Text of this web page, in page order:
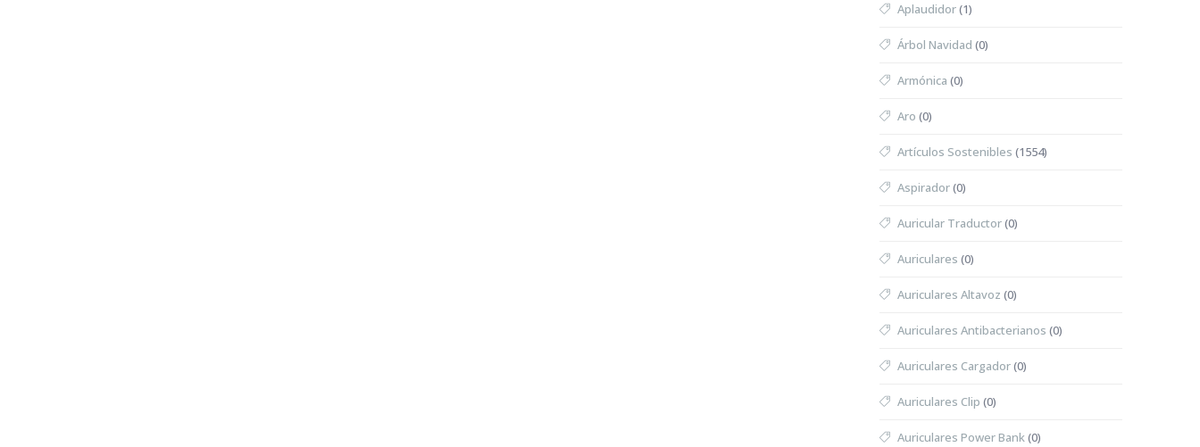
Aplaudidor(1)
Árbol Navidad (0)
Armónica (0)
Aro (0)
Artículos Sostenibles (1554)
Aspirador(0)
Auricular Traductor(0)
Auriculares (0)
Auriculares Altavoz (0)
Auriculares Antibacterianos (0)
Auriculares Cargador(0)
Auriculares Clip (0)
Auriculares Power Bank(0)